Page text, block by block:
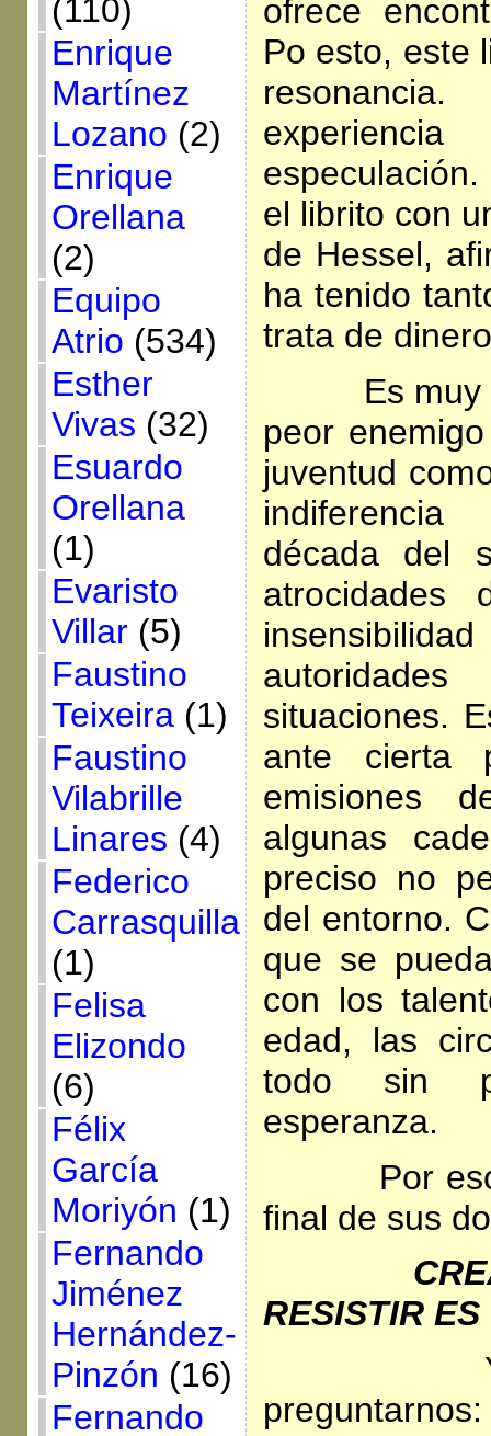
(110)
Enrique
Martínez
Lozano (2)
Enrique
Orellana
(2)
Equipo
Atrio (534)
Esther
Vivas (32)
Esuardo
Orellana
(1)
Evaristo
Villar(5)
Faustino
Teixeira(1)
Faustino
Vilabrille
Linares (4)
Federico
Carrasquilla
(1)
Felisa
Elizondo
(6)
Félix
García
Moriyón (1)
Fernando
Jiménez
Hernández-
Pinzón (16)
Fernando
ofrece
Po esto, este
el librito con
de Hessel,
ha tenido
trata de
Es muy
peor
juventud
década del
situaciones.
ante cierta
emisiones
algunas
preciso no
del entorno.
que se
con los
edad, las
todo sin
esperanza.
Por
final de sus
RESISTIR